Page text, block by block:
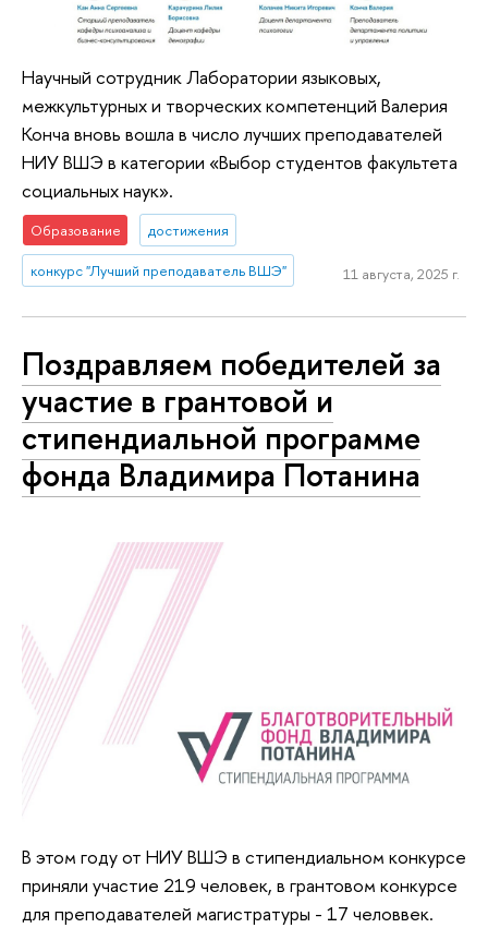
Научный сотрудник Лаборатории языковых,
межкультурных и творческих компетенций Валерия
Конча вновь вошла в число лучших преподавателей
НИУ ВШЭ в категории «Выбор студентов факультета
социальных наук».
Образование достижения
конкурс "Лучший преподаватель ВШЭ" 11 августа, 2025 г.
Поздравляем победителей за
участие в грантовой и
стипендиальной программе
фонда Владимира Потанина
В этом году от НИУ ВШЭ в стипендиальном конкурсе
приняли участие 219 человек, в грантовом конкурсе
для преподавателей магистратуры - 17 человвек.